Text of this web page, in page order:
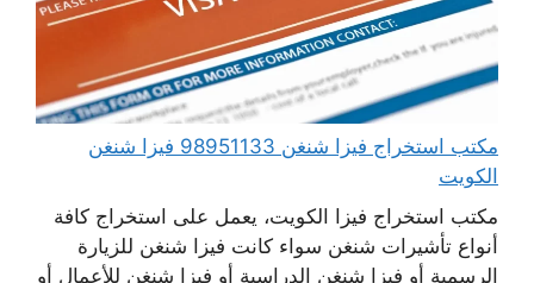
مكتب استخراج فيزا شنغن 98951133 فيزا شنغن
الكويت
مكتب استخراج فيزا الكويت، يعمل على استخراج كافة
أنواع تأشيرات شنغن سواء كانت فيزا شنغن للزيارة
الرسمية أو فيزا شنغن الدراسية أو فيزا شنغن للأعمال أو